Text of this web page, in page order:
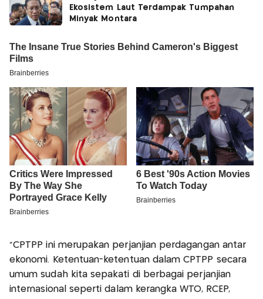
Ekosistem Laut Terdampak Tumpahan
Minyak Montara
“CPTPP ini merupakan perjanjian perdagangan antar
ekonomi. Ketentuan-ketentuan dalam CPTPP secara
umum sudah kita sepakati di berbagai perjanjian
internasional seperti dalam kerangka WTO, RCEP,